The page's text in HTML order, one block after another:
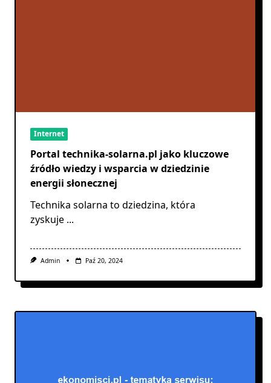
Internet
Portal technika-solarna.pl jako kluczowe
źródło wiedzy i wsparcia w dziedzinie
energii słonecznej
Technika solarna to dziedzina, która
zyskuje ...
Admin Paź 20, 2024